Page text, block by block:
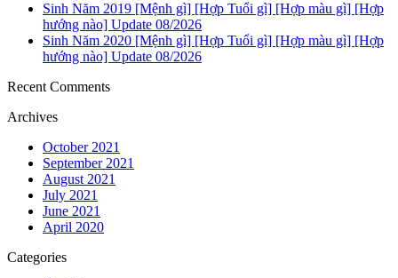
Sinh Năm 2019 [Mệnh gì] [Hợp Tuổi gì] [Hợp màu gì] [Hợp
hướng nào] Update 08/2026
Sinh Năm 2020 [Mệnh gì] [Hợp Tuổi gì] [Hợp màu gì] [Hợp
hướng nào] Update 08/2026
Recent Comments
Archives
October 2021
September 2021
August 2021
July 2021
June 2021
April 2020
Categories